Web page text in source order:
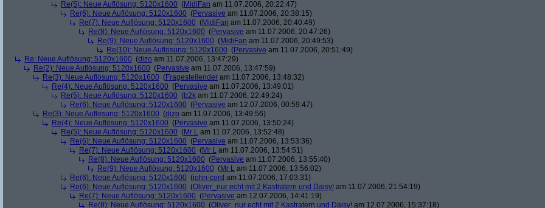
Re(5): Neue Auflösung: 5120x1600 (MidiFan am 11.07.2006, 20:22:47)
Re(6): Neue Auflösung: 5120x1600 (Pervasive am 11.07.2006, 20:38:15)
Re(7): Neue Auflösung: 5120x1600 (MidiFan am 11.07.2006, 20:40:49)
Re(8): Neue Auflösung: 5120x1600 (Pervasive am 11.07.2006, 20:47:26)
Re(9): Neue Auflösung: 5120x1600 (MidiFan am 11.07.2006, 20:49:53)
Re(10): Neue Auflösung: 5120x1600 (Pervasive am 11.07.2006, 20:51:49)
Re: Neue Auflösung: 5120x1600 (dizo am 11.07.2006, 13:47:29)
Re(2): Neue Auflösung: 5120x1600 (Pervasive am 11.07.2006, 13:47:59)
Re(3): Neue Auflösung: 5120x1600 (Fragestellender am 11.07.2006, 13:48:32)
Re(4): Neue Auflösung: 5120x1600 (Pervasive am 11.07.2006, 13:49:01)
Re(5): Neue Auflösung: 5120x1600 (b2k am 11.07.2006, 22:49:24)
Re(6): Neue Auflösung: 5120x1600 (Pervasive am 12.07.2006, 00:59:47)
Re(3): Neue Auflösung: 5120x1600 (dizo am 11.07.2006, 13:49:56)
Re(4): Neue Auflösung: 5120x1600 (Pervasive am 11.07.2006, 13:50:24)
Re(5): Neue Auflösung: 5120x1600 (Mr L am 11.07.2006, 13:52:48)
Re(6): Neue Auflösung: 5120x1600 (Pervasive am 11.07.2006, 13:53:36)
Re(7): Neue Auflösung: 5120x1600 (Mr L am 11.07.2006, 13:54:51)
Re(8): Neue Auflösung: 5120x1600 (Pervasive am 11.07.2006, 13:55:40)
Re(9): Neue Auflösung: 5120x1600 (Mr L am 11.07.2006, 13:56:02)
Re(6): Neue Auflösung: 5120x1600 (john-cord am 11.07.2006, 17:03:31)
Re(6): Neue Auflösung: 5120x1600 (Oliver_nur echt mit 2 Kastratern und Daisy! am 11.07.2006, 21:54:19)
Re(7): Neue Auflösung: 5120x1600 (Pervasive am 12.07.2006, 14:41:19)
Re(8): Neue Auflösung: 5120x1600 (Oliver_nur echt mit 2 Kastratern und Daisy! am 12.07.2006, 15:37:18)